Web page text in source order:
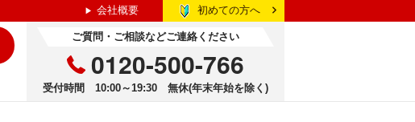
会社概要 初めての方へ
ご質問・ご相談などご連絡ください
0120-500-766
受付時間 10:00～19:30 無休(年末年始を除く)